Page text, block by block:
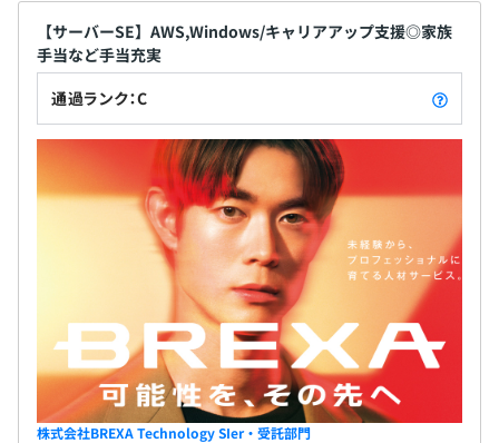
【サーバーSE】AWS,Windows/キャリアアップ支援◎家族
手当など手当充実
通過ランク：C
株式会社BREXA Technology SIer・受託部門